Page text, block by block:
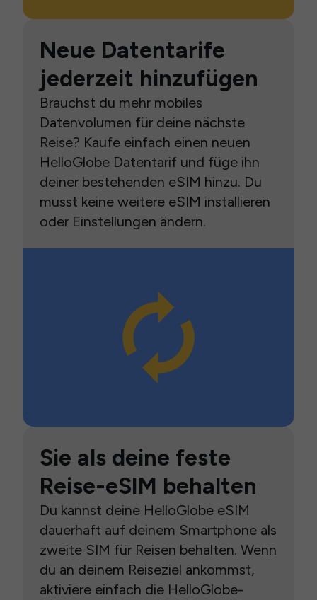
Neue Datentarife
jederzeit hinzufügen
Brauchst du mehr mobiles
Datenvolumen für deine nächste
Reise? Kaufe einfach einen neuen
HelloGlobe Datentarif und füge ihn
deiner bestehenden eSIM hinzu. Du
musst keine weitere eSIM installieren
oder Einstellungen ändern.
Sie als deine feste
Reise-eSIM behalten
Du kannst deine HelloGlobe eSIM
dauerhaft auf deinem Smartphone als
zweite SIM für Reisen behalten. Wenn
du an deinem Reiseziel ankommst,
aktiviere einfach die HelloGlobe-